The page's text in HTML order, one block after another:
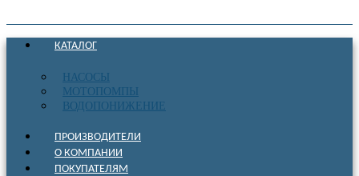
КАТАЛОГ
НАСОСЫ
МОТОПОМПЫ
ВОДОПОНИЖЕНИЕ
ПРОИЗВОДИТЕЛИ
О КОМПАНИИ
ПОКУПАТЕЛЯМ